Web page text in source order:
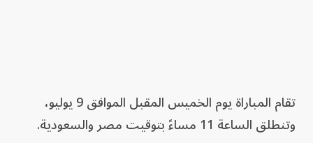
تقام المباراة يوم الخميس المقبل الموافق 9 يوليو،
وتنطلق الساعة 11 مساءً بتوقيت مصر والسعودية.